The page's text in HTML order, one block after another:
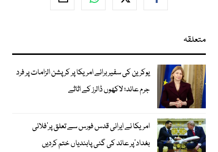
متعلقہ
یوکرین کی سفیر برائے امریکا پر کرپشن الزامات پر فرد
جرم عائد؛ لاکھوں ڈالرز کے اثاثے
امریکا نے ایرانی قدس فورس سے تعلق پر’فلائی
بغداد‘پر عائد کی گئی پابندیاں ختم کردیں